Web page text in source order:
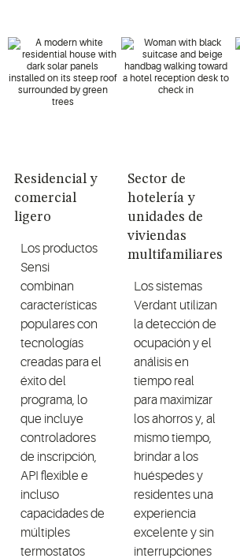
Residencial y
comercial
ligero
Los productos
Sensi
combinan
características
populares con
tecnologías
creadas para el
éxito del
programa, lo
que incluye
controladores
de inscripción,
API flexible e
incluso
capacidades de
múltiples
termostatos
Sector de
hotelería y
unidades de
viviendas
multifamiliares
Los sistemas
Verdant utilizan
la detección de
ocupación y el
análisis en
tiempo real
para maximizar
los ahorros y, al
mismo tiempo,
brindar a los
huéspedes y
residentes una
experiencia
excelente y sin
interrupciones